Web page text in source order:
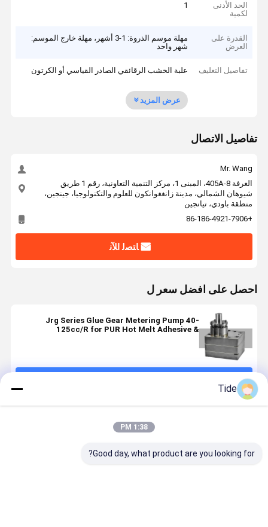
الحد الأدنى
لكمية
1
القدرة على
العرض
مهلة موسم الذروة: 1-3 أشهر، مهلة خارج الموسم:
شهر واحد
تفاصيل التغليف علبة الخشب الرقائقي الصادر القياسي أو الكرتون
عرض المزيد
تفاصيل الاتصال
Mr. Wang
الغرفة 405A-8، المبنى 1، مركز التنمية التعاونية، رقم 1 طريق
شيوهان الشمالي، مدينة زانغغوانكون للعلوم والتكنولوجيا، جينجين،
منطقة باودي، تيانجين
+86-186-4921-7906
ﺎﺘﺼﻟ ﺍﻶﻧ
احصل على افضل سعر ل
Jrg Series Glue Gear Metering Pump 40-
125cc/R for PUR Hot Melt Adhesive &
Tide
1:38 PM
Good day, what product are you looking for?